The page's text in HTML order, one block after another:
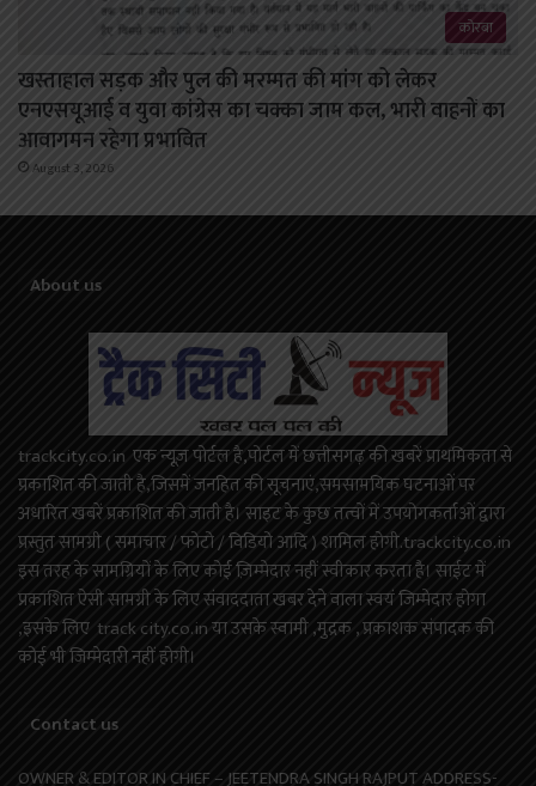
कोरबा
खस्ताहाल सड़क और पुल की मरम्मत की मांग को लेकर
एनएसयूआई व युवा कांग्रेस का चक्का जाम कल, भारी वाहनों का
आवागमन रहेगा प्रभावित
August 3, 2026
About us
trackcity.co.in एक न्यूज़ पोर्टल है,पोर्टल में छत्तीसगढ़ की खबरें प्राथमिकता से
प्रकाशित की जाती है,जिसमें जनहित की सूचनाएं,समसामयिक घटनाओं पर
अधारित खबरें प्रकाशित की जाती है। साइट के कुछ तत्वों में उपयोगकर्ताओं द्वारा
प्रस्तुत सामग्री ( समाचार / फोटो / विडियो आदि ) शामिल होगी.trackcity.co.in
इस तरह के सामग्रियों के लिए कोई ज़िम्मेदार नहीं स्वीकार करता है। साईट में
प्रकाशित ऐसी सामग्री के लिए संवाददाता खबर देने वाला स्वयं जिम्मेदार होगा
,इसके लिए track city.co.in या उसके स्वामी ,मुद्रक , प्रकाशक संपादक की
कोई भी जिम्मेदारी नहीं होगी।
Contact us
OWNER & EDITOR IN CHIEF – JEETENDRA SINGH RAJPUT ADDRESS-